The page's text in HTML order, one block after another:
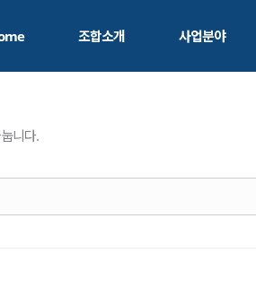
조합소개 사업분야
니다.